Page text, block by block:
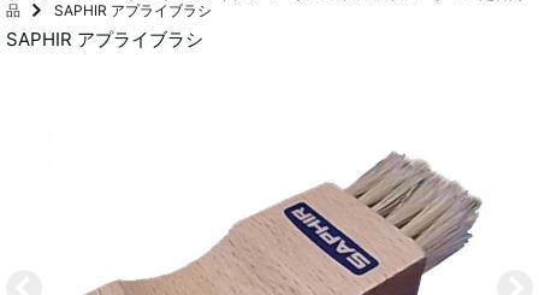
品
SAPHIR アプライブラシ
SAPHIR アプライブラシ